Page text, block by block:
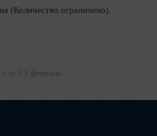
(Количество ограничено).
to 13 февраль